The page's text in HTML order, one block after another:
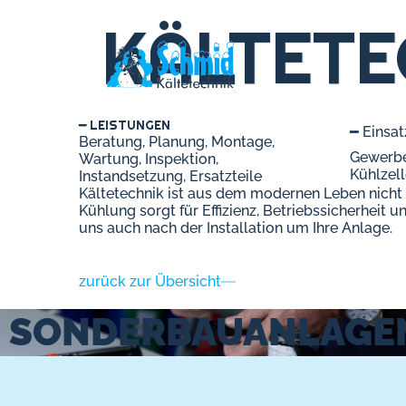
━ LEISTUNGEN
Beratung, Planung, Montage,
Wartung, Inspektion,
Instandsetzung, Ersatzteile
━
Kältetechnik ist aus dem modernen Leben
Kühlung sorgt für Effizienz, Betriebssicherheit
uns auch nach der Installation um Ihre Anlage.
zurück zur Übersicht